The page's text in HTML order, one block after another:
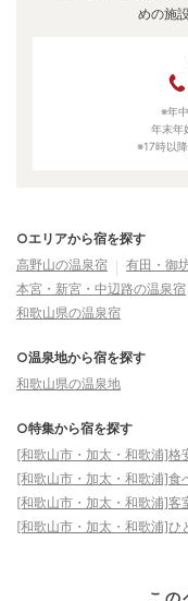
めの施
※年
年末年
※17時以
○エリアから宿を探す
高野山の温泉宿
有田・御
本宮・新宮・中辺路の温泉宿
和歌山県の温泉宿
○温泉地から宿を探す
和歌山県の温泉地
○特集から宿を探す
[和歌山市・加太・和歌浦]格
[和歌山市・加太・和歌浦]食
[和歌山市・加太・和歌浦]客
[和歌山市・加太・和歌浦]ひ
この